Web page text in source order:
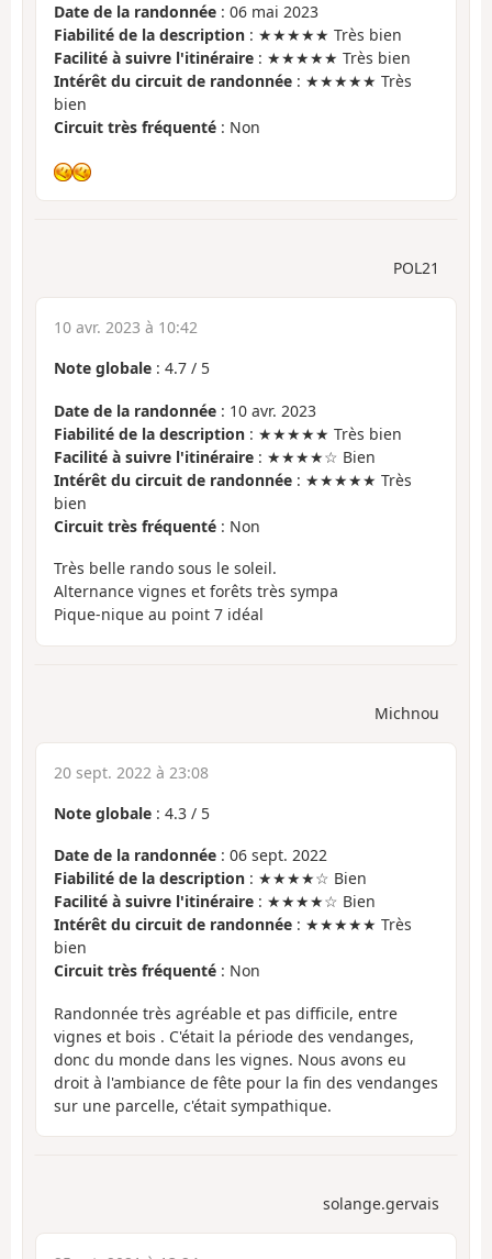
Date de la randonnée : 06 mai 2023
Fiabilité de la description : ★★★★★ Très bien
Facilité à suivre l'itinéraire : ★★★★★ Très bien
Intérêt du circuit de randonnée : ★★★★★ Très
bien
Circuit très fréquenté : Non
POL21
10 avr. 2023 à 10:42
Note globale : 4.7 / 5
Date de la randonnée : 10 avr. 2023
Fiabilité de la description : ★★★★★ Très bien
Facilité à suivre l'itinéraire : ★★★★☆ Bien
Intérêt du circuit de randonnée : ★★★★★ Très
bien
Circuit très fréquenté : Non
Très belle rando sous le soleil.
Alternance vignes et forêts très sympa
Pique-nique au point 7 idéal
Michnou
20 sept. 2022 à 23:08
Note globale : 4.3 / 5
Date de la randonnée : 06 sept. 2022
Fiabilité de la description : ★★★★☆ Bien
Facilité à suivre l'itinéraire : ★★★★☆ Bien
Intérêt du circuit de randonnée : ★★★★★ Très
bien
Circuit très fréquenté : Non
Randonnée très agréable et pas difficile, entre
vignes et bois . C'était la période des vendanges,
donc du monde dans les vignes. Nous avons eu
droit à l'ambiance de fête pour la fin des vendanges
sur une parcelle, c'était sympathique.
solange.gervais